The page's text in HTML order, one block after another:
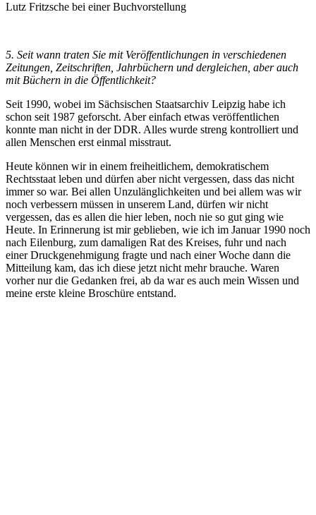
Lutz Fritzsche bei einer Buchvorstellung
5. Seit wann traten Sie mit Veröffentlichungen in verschiedenen
Zeitungen, Zeitschriften, Jahrbüchern und dergleichen, aber auch
mit Büchern in die Öffentlichkeit?
Seit 1990, wobei im Sächsischen Staatsarchiv Leipzig habe ich
schon seit 1987 geforscht. Aber einfach etwas veröffentlichen
konnte man nicht in der DDR. Alles wurde streng kontrolliert und
allen Menschen erst einmal misstraut.
Heute können wir in einem freiheitlichem, demokratischem
Rechtsstaat leben und dürfen aber nicht vergessen, dass das nicht
immer so war. Bei allen Unzulänglichkeiten und bei allem was wir
noch verbessern müssen in unserem Land, dürfen wir nicht
vergessen, das es allen die hier leben, noch nie so gut ging wie
Heute. In Erinnerung ist mir geblieben, wie ich im Januar 1990 noch
nach Eilenburg, zum damaligen Rat des Kreises, fuhr und nach
einer Druckgenehmigung fragte und nach einer Woche dann die
Mitteilung kam, das ich diese jetzt nicht mehr brauche. Waren
vorher nur die Gedanken frei, ab da war es auch mein Wissen und
meine erste kleine Broschüre entstand.